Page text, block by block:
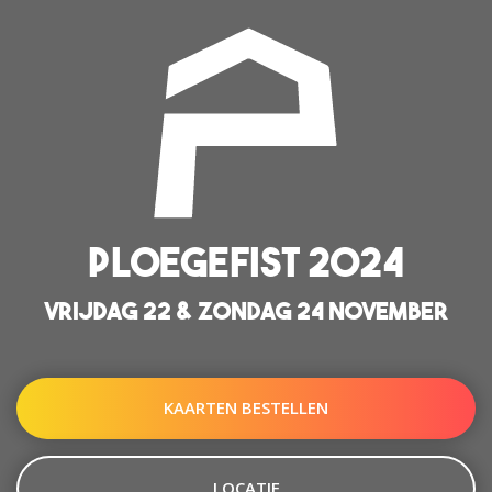
PLOEGEFIST 2024
VRIJDAG 22 & ZONDAG 24 NOVEMBER
KAARTEN BESTELLEN
LOCATIE